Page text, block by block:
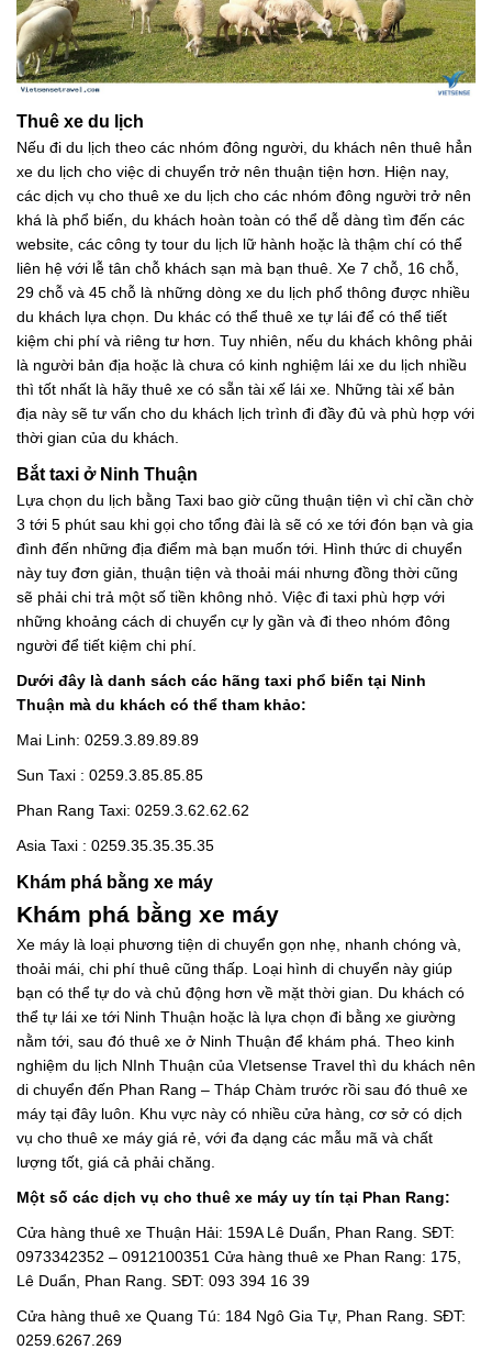
Thuê xe du lịch
Nếu đi du lịch theo các nhóm đông người, du khách nên thuê hẳn
xe du lịch cho việc di chuyển trở nên thuận tiện hơn. Hiện nay,
các dịch vụ cho thuê xe du lịch cho các nhóm đông người trở nên
khá là phổ biến, du khách hoàn toàn có thể dễ dàng tìm đến các
website, các công ty tour du lịch lữ hành hoặc là thậm chí có thể
liên hệ với lễ tân chỗ khách sạn mà bạn thuê. Xe 7 chỗ, 16 chỗ,
29 chỗ và 45 chỗ là những dòng xe du lịch phổ thông được nhiều
du khách lựa chọn. Du khác có thể thuê xe tự lái để có thể tiết
kiệm chi phí và riêng tư hơn. Tuy nhiên, nếu du khách không phải
là người bản địa hoặc là chưa có kinh nghiệm lái xe du lịch nhiều
thì tốt nhất là hãy thuê xe có sẵn tài xế lái xe. Những tài xế bản
địa này sẽ tư vấn cho du khách lịch trình đi đầy đủ và phù hợp với
thời gian của du khách.
Bắt taxi ở Ninh Thuận
Lựa chọn du lịch bằng Taxi bao giờ cũng thuận tiện vì chỉ cần chờ
3 tới 5 phút sau khi gọi cho tổng đài là sẽ có xe tới đón bạn và gia
đình đến những địa điểm mà bạn muốn tới. Hình thức di chuyển
này tuy đơn giản, thuận tiện và thoải mái nhưng đồng thời cũng
sẽ phải chi trả một số tiền không nhỏ. Việc đi taxi phù hợp với
những khoảng cách di chuyển cự ly gần và đi theo nhóm đông
người để tiết kiệm chi phí.
Dưới đây là danh sách các hãng taxi phổ biến tại Ninh
Thuận mà du khách có thể tham khảo:
Mai Linh: 0259.3.89.89.89
Sun Taxi : 0259.3.85.85.85
Phan Rang Taxi: 0259.3.62.62.62
Asia Taxi : 0259.35.35.35.35
Khám phá bằng xe máy
Khám phá bằng xe máy
Xe máy là loại phương tiện di chuyển gọn nhẹ, nhanh chóng và,
thoải mái, chi phí thuê cũng thấp. Loại hình di chuyển này giúp
bạn có thể tự do và chủ động hơn về mặt thời gian. Du khách có
thể tự lái xe tới Ninh Thuận hoặc là lựa chọn đi bằng xe giường
nằm tới, sau đó thuê xe ở Ninh Thuận để khám phá. Theo kinh
nghiệm du lịch NInh Thuận của VIetsense Travel thì du khách nên
di chuyển đến Phan Rang – Tháp Chàm trước rồi sau đó thuê xe
máy tại đây luôn. Khu vực này có nhiều cửa hàng, cơ sở có dịch
vụ cho thuê xe máy giá rẻ, với đa dạng các mẫu mã và chất
lượng tốt, giá cả phải chăng.
Một số các dịch vụ cho thuê xe máy uy tín tại Phan Rang:
Cửa hàng thuê xe Thuận Hải: 159A Lê Duẩn, Phan Rang. SĐT:
0973342352 – 0912100351 Cửa hàng thuê xe Phan Rang: 175,
Lê Duẩn, Phan Rang. SĐT: 093 394 16 39
Cửa hàng thuê xe Quang Tú: 184 Ngô Gia Tự, Phan Rang. SĐT:
0259.6267.269